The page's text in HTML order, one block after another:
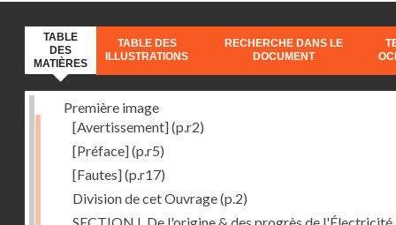
TABLE
DES
MATIÈRES
TABLE DES
ILLUSTRATIONS
RECHERCHE DANS LE
DOCUMENT
Première image
[Avertissement](p.r2)
[Préface](p.r5)
[Fautes](p.r17)
Division de cet Ouvrage(p.2)
SECTION I. De l'origine & des progrès de l'Électricité